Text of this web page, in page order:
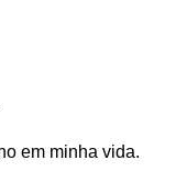
em minha vida.